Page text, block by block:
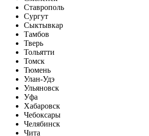
Ставрополь
Сургут
Сыктывкар
Тамбов
Тверь
Тольятти
Томск
Тюмень
Улан-Удэ
Ульяновск
Уфа
Хабаровск
Чебоксары
Челябинск
Чита